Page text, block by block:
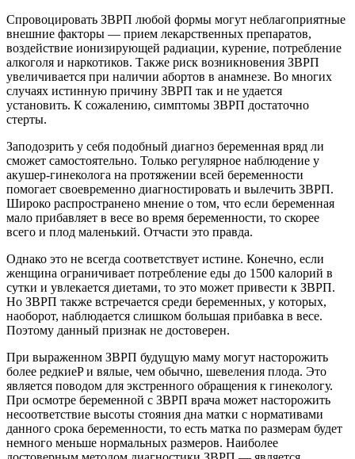
Спровоцировать ЗВРП любой формы могут неблагоприятные
внешние факторы — прием лекарственных препаратов,
воздействие ионизирующей радиации, курение, потребление
алкоголя и наркотиков. Также риск возникновения ЗВРП
увеличивается при наличии абортов в анамнезе. Во многих
случаях истинную причину ЗВРП так и не удается
установить. К сожалению, симптомы ЗВРП достаточно
стерты.
Заподозрить у себя подобный диагноз беременная вряд ли
сможет самостоятельно. Только регулярное наблюдение у
акушер-гинеколога на протяжении всей беременности
помогает своевременно диагностировать и вылечить ЗВРП.
Широко распространено мнение о том, что если беременная
мало прибавляет в весе во время беременности, то скорее
всего и плод маленький. Отчасти это правда.
Однако это не всегда соответствует истине. Конечно, если
женщина ограничивает потребление еды до 1500 калорий в
сутки и увлекается диетами, то это может привести к ЗВРП.
Но ЗВРП также встречается среди беременных, у которых,
наоборот, наблюдается слишком большая прибавка в весе.
Поэтому данный признак не достоверен.
При выраженном ЗВРП будущую маму могут насторожить
более редкиеP и вялые, чем обычно, шевеления плода. Это
является поводом для экстренного обращения к гинекологу.
При осмотре беременной с ЗВРП врача может насторожить
несоответствие высоты стояния дна матки с нормативами
данного срока беременности, то есть матка по размерам будет
немного меньше нормальных размеров. Наиболее